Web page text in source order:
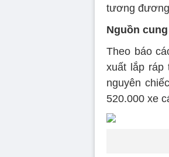
tương
Nguồn
Theo báo
xuất lắp ráp
nguyên
520.000 xe